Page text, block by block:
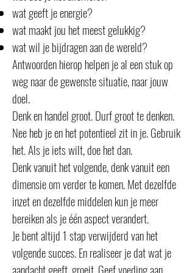
wat geeft je energie?
wat maakt jou het meest gelukkig?
wat wil je bijdragen aan de wereld?
Antwoorden hierop helpen je al een stuk op
weg naar de gewenste situatie, naar jouw
doel.
Denk en handel groot. Durf groot te denken.
Nee heb je en het potentieel zit in je. Gebruik
het. Als je iets wilt, doe het dan.
Denk vanuit het volgende, denk vanuit een
dimensie om verder te komen. Met dezelfde
inzet en dezelfde middelen kun je meer
bereiken als je één aspect verandert.
Je bent altijd 1 stap verwijderd van het
volgende succes. En realiseer je dat wat je
aandacht geeft, groeit. Geef voeding aan